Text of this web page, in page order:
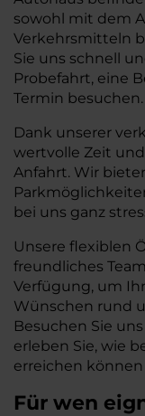
sowohl mit dem
Verkehrsmitteln
Sie uns schnell
Probefahrt, eine
Termin besuchen.
Dank unserer
wertvolle Zeit
Anfahrt. Wir
bei uns ganz
Unsere flexiblen
freundliches
Verfügung, um
Wünschen rund
Besuchen Sie
erleben Sie, wie
erreichen können
Für wen